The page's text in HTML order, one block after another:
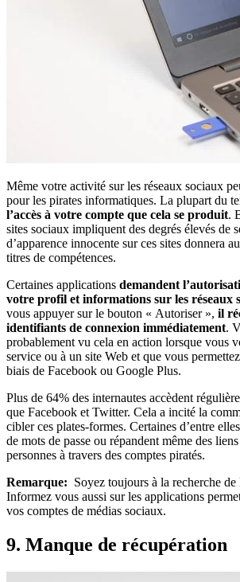
Même votre activité sur les réseaux sociaux
pour les pirates informatiques. La plupart du
l’accès à votre compte que cela se produit.
sites sociaux impliquent des degrés élevés de
d’apparence innocente sur ces sites donnera
titres de compétences.
Certaines applications demandent
votre profil et informations sur les réseaux
vous appuyer sur le bouton « Autoriser », il
identifiants de connexion immédiatement.
probablement vu cela en action lorsque vous
service ou à un site Web et que vous
biais de Facebook ou Google Plus.
Plus de 64% des internautes accèdent
que Facebook et Twitter. Cela a incité la
cibler ces plates-formes. Certaines d’entre
de mots de passe ou répandent même des
personnes à travers des comptes piratés.
Remarque: Soyez toujours à la recherche de
Informez vous aussi sur les applications
vos comptes de médias sociaux.
9. Manque de récupération